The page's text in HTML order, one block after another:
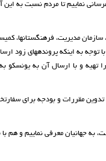
نماییم تا مردم نسبت به این
مدیریت، فرهنگستان­ها،
توجه به اینکه پرونده­های زود
تهیه و با ارسال آن به یونسکو
مقررات و بودجه برای